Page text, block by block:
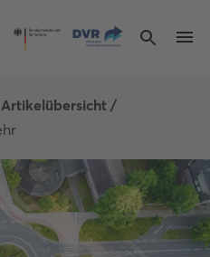
Artikelübersicht /